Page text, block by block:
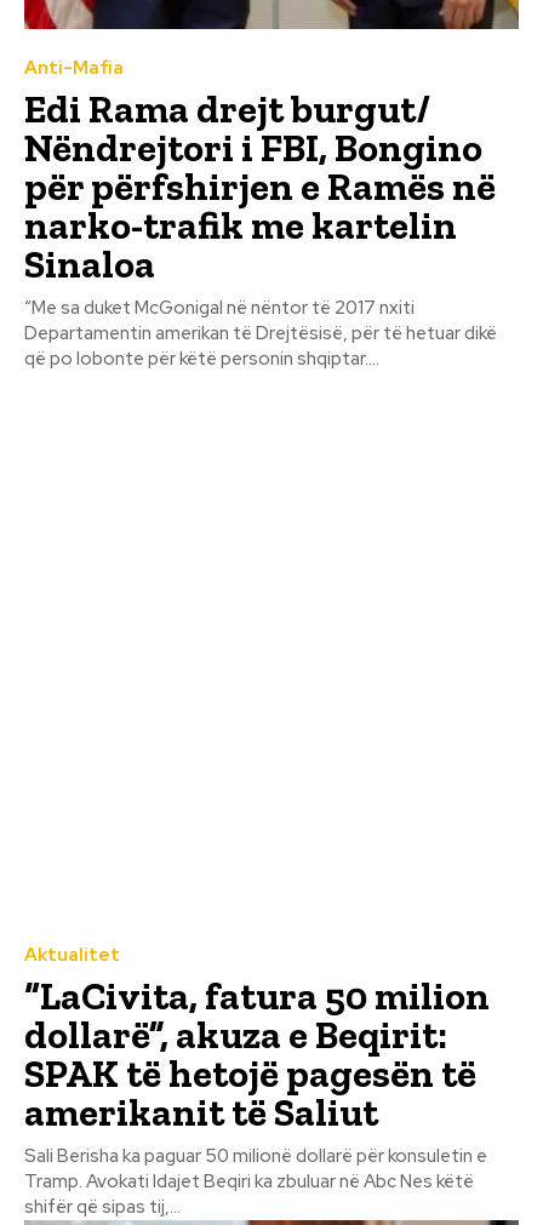
Anti-Mafia
Edi Rama drejt burgut/
Nëndrejtori i FBI, Bongino
për përfshirjen e Ramës në
narko-trafik me kartelin
Sinaloa
“Me sa duket McGonigal në nëntor të 2017 nxiti
Departamentin amerikan të Drejtësisë, për të hetuar dikë
që po lobonte për këtë personin shqiptar....
Aktualitet
“LaCivita, fatura 50 milion
dollarë”, akuza e Beqirit:
SPAK të hetojë pagesën të
amerikanit të Saliut
Sali Berisha ka paguar 50 milionë dollarë për konsuletin e
Tramp. Avokati Idajet Beqiri ka zbuluar në Abc Nes këtë
shifër që sipas tij,...